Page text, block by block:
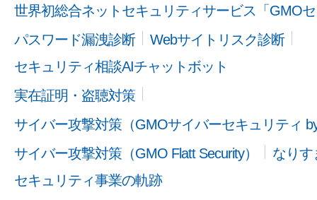
世界初総合ネットセキュリティサービス「GMO
パスワード漏洩診断
Webサイトリスク診断
セキュリティ相談AIチャットボット
実在証明・盗聴対策
サイバー攻撃対策（GMOサイバーセキュリティ
サイバー攻撃対策（GMO Flatt Security）
なりす
セキュリティ事業の軌跡